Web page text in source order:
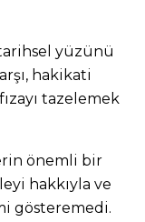
yüzünü
hakikati
tazelemek
önemli bir
hakkıyla ve
gösteremedi.